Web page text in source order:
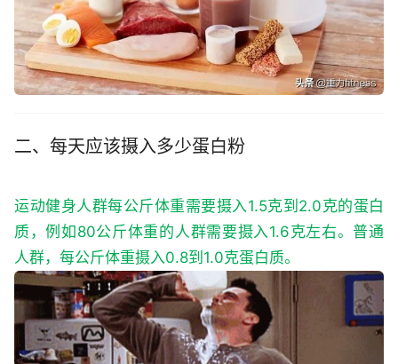
二、每天应该摄入多少蛋白粉
运动健身人群每公斤体重需要摄入1.5克到2.0克的蛋白
质，例如80公斤体重的人群需要摄入1.6克左右。普通
人群，每公斤体重摄入0.8到1.0克蛋白质。